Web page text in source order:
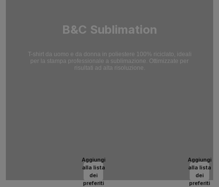
B&C Sublimation
T-shirt da uomo e da donna in poliestere 100% riciclato, ideali
per la stampa professionale a sublimazione. Ottimizzate per
risultati ad alta risoluzione.
Aggiungi
alla lista
dei
preferiti
Aggiungi
alla lista
dei
preferiti